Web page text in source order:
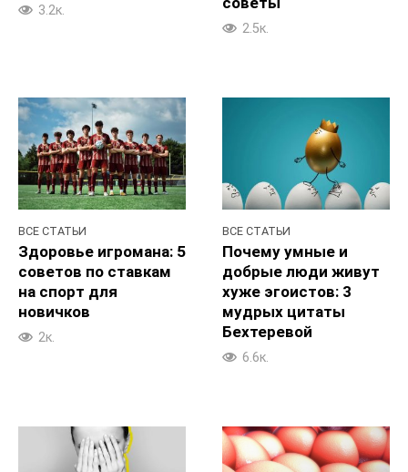
3.2к.
2.5к.
ВСЕ СТАТЬИ
Здоровье игромана: 5
советов по ставкам
на спорт для
новичков
2к.
ВСЕ СТАТЬИ
Почему умные и
добрые люди живут
хуже эгоистов: 3
мудрых цитаты
Бехтеревой
6.6к.